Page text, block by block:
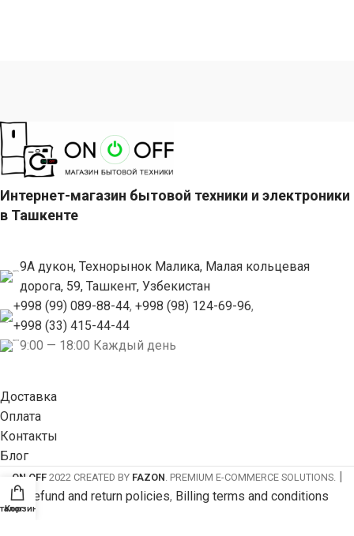
Интернет-магазин бытовой техники и электроники
в Ташкенте
9А дукон, Технорынок Малика, Малая кольцевая
дорога, 59, Ташкент, Узбекистан
+998 (99) 089-88-44, +998 (98) 124-69-96,
+998 (33) 415-44-44
9:00 — 18:00 Каждый день
Доставка
Оплата
Контакты
Блог
ON OFF 2022 CREATED BY FAZON. PREMIUM E-COMMERCE SOLUTIONS.|
Refund and return policies, Billing terms and conditions
Корзина